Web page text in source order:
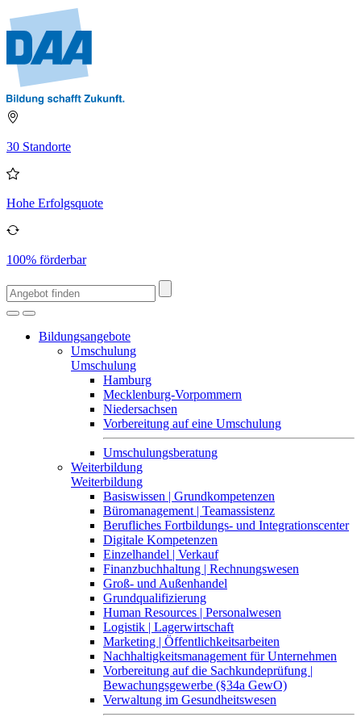
30 Standorte
Hohe Erfolgsquote
100% förderbar
Bildungsangebote
Umschulung
Umschulung
Hamburg
Mecklenburg-Vorpommern
Niedersachsen
Vorbereitung auf eine Umschulung
Umschulungsberatung
Weiterbildung
Weiterbildung
Basiswissen | Grundkompetenzen
Büromanagement | Teamassistenz
Berufliches Fortbildungs- und Integrationscenter
Digitale Kompetenzen
Einzelhandel | Verkauf
Finanzbuchhaltung | Rechnungswesen
Groß- und Außenhandel
Grundqualifizierung
Human Resources | Personalwesen
Logistik | Lagerwirtschaft
Marketing | Öffentlichkeitsarbeiten
Nachhaltigkeitsmanagement für Unternehmen
Vorbereitung auf die Sachkundeprüfung |
Bewachungsgewerbe (§34a GewO)
Verwaltung im Gesundheitswesen